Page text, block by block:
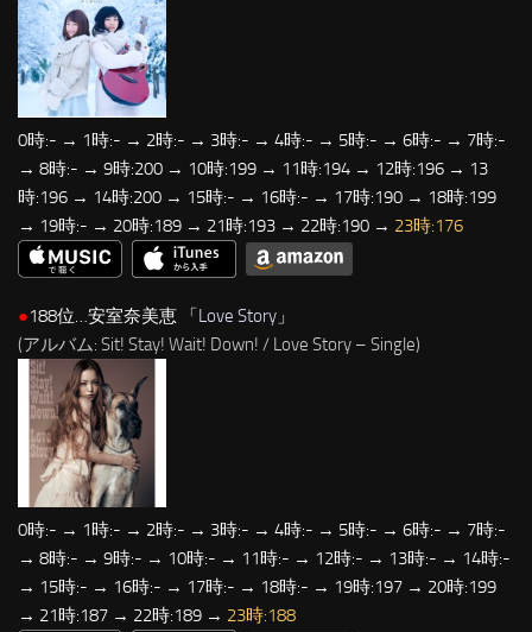
0時:- → 1時:- → 2時:- → 3時:- → 4時:- → 5時:- → 6時:- → 7時:-
→ 8時:- → 9時:200 → 10時:199 → 11時:194 → 12時:196 → 13
時:196 → 14時:200 → 15時:- → 16時:- → 17時:190 → 18時:199
→ 19時:- → 20時:189 → 21時:193 → 22時:190 → 23時:176
●188位…安室奈美恵 「Love Story 」
(アルバム: Sit! Stay! Wait! Down! / Love Story – Single)
0時:- → 1時:- → 2時:- → 3時:- → 4時:- → 5時:- → 6時:- → 7時:-
→ 8時:- → 9時:- → 10時:- → 11時:- → 12時:- → 13時:- → 14時:-
→ 15時:- → 16時:- → 17時:- → 18時:- → 19時:197 → 20時:199
→ 21時:187 → 22時:189 → 23時:188